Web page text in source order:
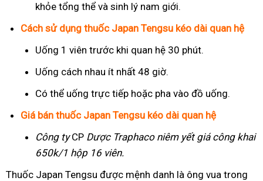
khỏe tổng thể và sinh lý nam giới.
Cách sử dụng thuốc Japan Tengsu kéo dài quan hệ
Uống 1 viên trước khi quan hệ 30 phút.
Uống cách nhau ít nhất 48 giờ.
Có thể uống trực tiếp hoặc pha vào đồ uống.
Giá bán thuốc Japan Tengsu kéo dài quan hệ
Công tyCP Dược Traphaconiêm yết giá công khai
650k/1 hộp 16 viên.
Thuốc Japan Tengsu được mệnh danh là ông vua trong